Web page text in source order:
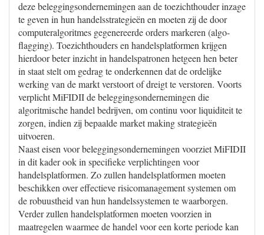
deze beleggingsondernemingen aan de toezichthouder inzage
te geven in hun handelsstrategieën en moeten zij de door
computeralgoritmes gegenereerde orders markeren (algo-
flagging). Toezichthouders en handelsplatformen krijgen
hierdoor beter inzicht in handelspatronen hetgeen hen beter
in staat stelt om gedrag te onderkennen dat de ordelijke
werking van de markt verstoort of dreigt te verstoren. Voorts
verplicht MiFIDII de beleggingsondernemingen die
algoritmische handel bedrijven, om continu voor liquiditeit te
zorgen, indien zij bepaalde market making strategieën
uitvoeren.
Naast eisen voor beleggingsondernemingen voorziet MiFIDII
in dit kader ook in specifieke verplichtingen voor
handelsplatformen. Zo zullen handelsplatformen moeten
beschikken over effectieve risicomanagement systemen om
de robuustheid van hun handelssystemen te waarborgen.
Verder zullen handelsplatformen moeten voorzien in
maatregelen waarmee de handel voor een korte periode kan